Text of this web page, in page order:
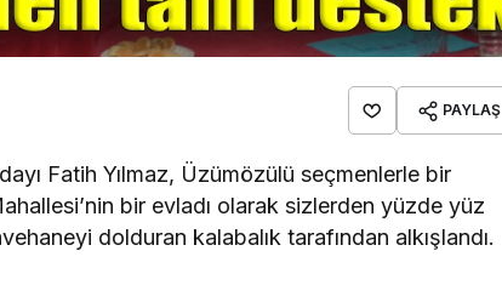
PAYLAŞ
Fatih Yılmaz, Üzümözülü seçmenlerle bir
bir evladı olarak sizlerden yüzde yüz
dolduran kalabalık tarafından alkışlandı.